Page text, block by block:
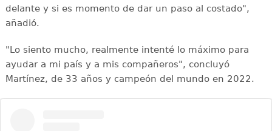
delante y si es momento de dar un paso al costado",
añadió.
"Lo siento mucho, realmente intenté lo máximo para
ayudar a mi país y a mis compañeros", concluyó
Martínez, de 33 años y campeón del mundo en 2022.